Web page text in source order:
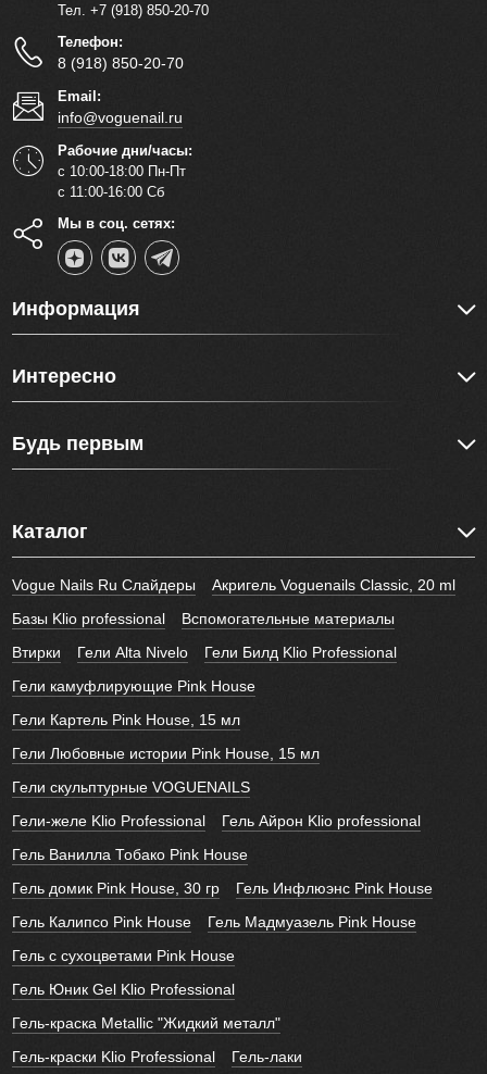
Тел. +7 (918) 850-20-70
Телефон:
8 (918) 850-20-70
Email:
info@voguenail.ru
Рабочие дни/часы:
с 10:00-18:00 Пн-Пт
с 11:00-16:00 Сб
Мы в соц. сетях:
Информация
Интересно
Будь первым
Каталог
Vogue Nails Ru Слайдеры
Акригель Voguenails Classic, 20 ml
Базы Klio professional
Вспомогательные материалы
Втирки
Гели Alta Nivelo
Гели Билд Klio Professional
Гели камуфлирующие Pink House
Гели Картель Pink House, 15 мл
Гели Любовные истории Pink House, 15 мл
Гели скульптурные VOGUENAILS
Гели-желе Klio Professional
Гель Айрон Klio professional
Гель Ванилла Тобако Pink House
Гель домик Pink House, 30 гр
Гель Инфлюэнс Pink House
Гель Калипсо Pink House
Гель Мадмуазель Pink House
Гель с сухоцветами Pink House
Гель Юник Gel Klio Professional
Гель-краска Metallic "Жидкий металл"
Гель-краски Klio Professional
Гель-лаки